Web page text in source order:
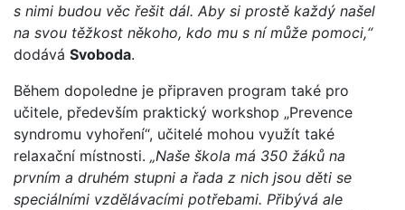
s nimi budou věc řešit dál. Aby si prostě každý našel
na svou těžkost někoho, kdo mu s ní může pomoci,“
dodává Svoboda.
Během dopoledne je připraven program také pro
učitele, především praktický workshop „Prevence
syndromu vyhoření“, učitelé mohou využít také
relaxační místnosti. „Naše škola má 350 žáků na
prvním a druhém stupni a řada z nich jsou děti se
speciálními vzdělávacími potřebami. Přibývá ale